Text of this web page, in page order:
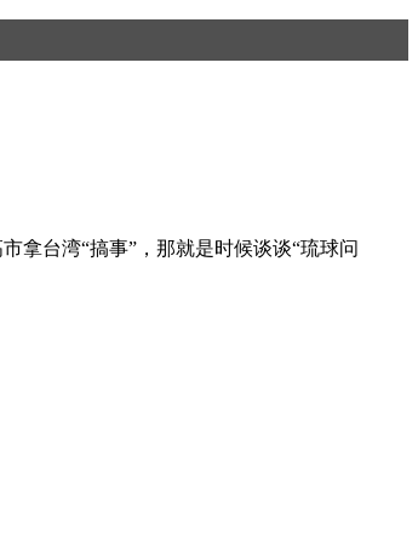
拿台湾“搞事”，那就是时候谈谈“琉球问